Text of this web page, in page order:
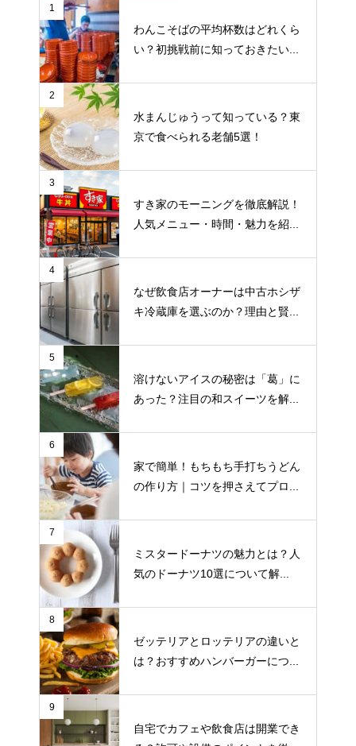
1
わんこそばの平均杯数はどれくら
い？初挑戦前に知っておきたい...
2
水まんじゅうって知っている？東
京で食べられる老舗5選！
3
すき家のモーニングを徹底解説！
人気メニュー・時間・魅力を紹...
4
なぜ飲食店オーナーは中古ホシザ
キ冷蔵庫を選ぶのか？理由と賢...
5
溶けないアイスの秘密は「葛」に
あった？注目の和スイーツを解...
6
家で簡単！もちもち手打ちうどん
の作り方｜コツを押さえてプロ...
7
ミスタードーナツの魅力とは？人
気のドーナツ10選について解...
8
ゼッテリアとロッテリアの違いと
は？おすすめハンバーガーにつ...
9
自宅でカフェや飲食店は開業でき